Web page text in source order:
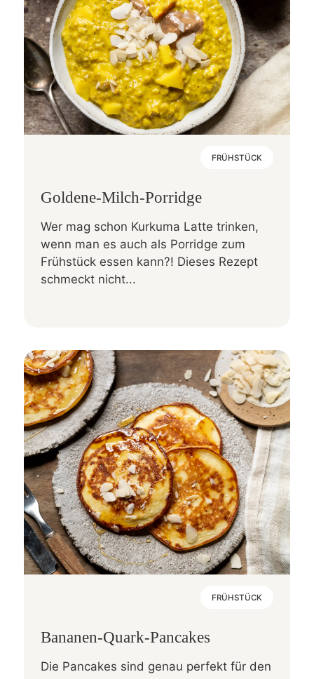
FRÜHSTÜCK
Goldene-Milch-Porridge
Wer mag schon Kurkuma Latte trinken,
wenn man es auch als Porridge zum
Frühstück essen kann?! Dieses Rezept
schmeckt nicht...
FRÜHSTÜCK
Bananen-Quark-Pancakes
Die Pancakes sind genau perfekt für den